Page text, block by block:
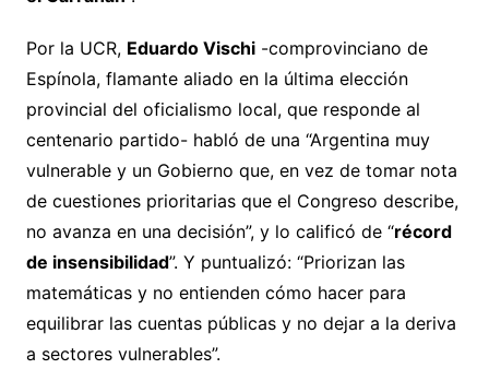
Por la UCR, Eduardo Vischi-comprovinciano de
Espínola, flamante aliado en la última elección
provincial del oficialismo local, que responde al
centenario partido- habló de una “Argentina muy
vulnerable y un Gobierno que, en vez de tomar nota
de cuestiones prioritarias que el Congreso describe,
no avanza en una decisión”, y lo calificó de “récord
de insensibilidad”. Y puntualizó: “Priorizan las
matemáticas y no entienden cómo hacer para
equilibrar las cuentas públicas y no dejar a la deriva
a sectores vulnerables”.